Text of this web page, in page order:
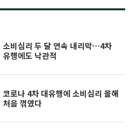
소비심리 두 달 연속 내리막…4차
유행에도 낙관적
코로나 4차 대유행에 소비심리 올해
처음 꺾였다